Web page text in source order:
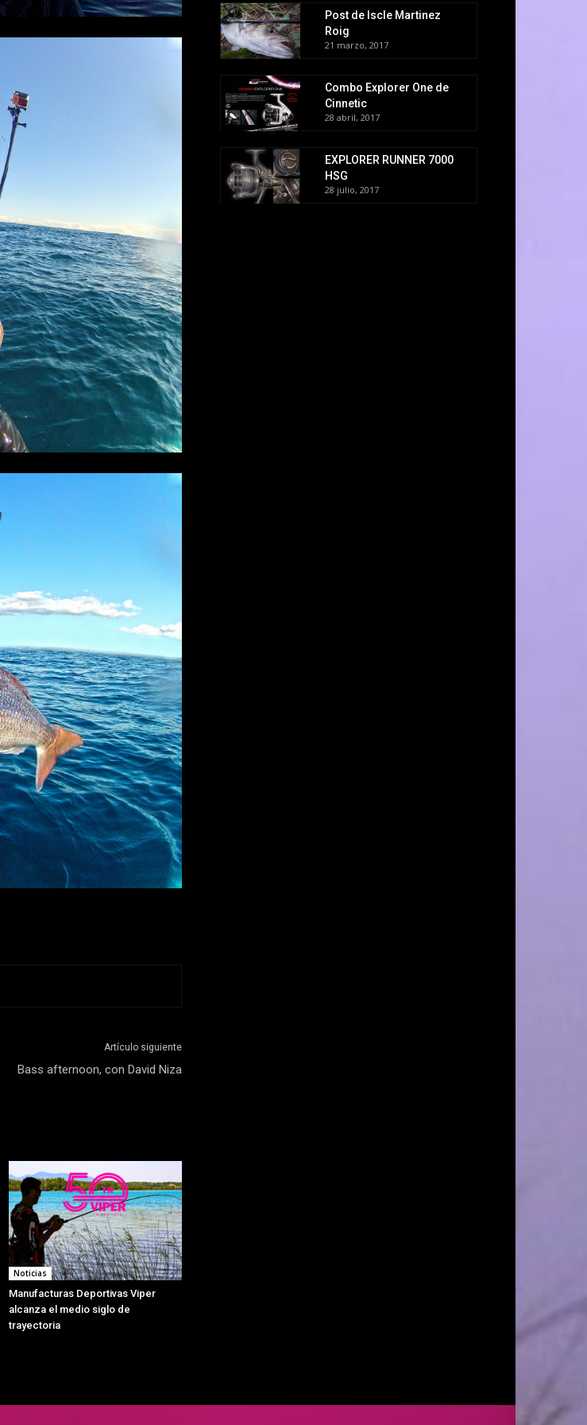
Artículo siguiente
Bass afternoon, con David Niza
Noticias
Manufacturas Deportivas Viper
alcanza el medio siglo de
trayectoria
Post de Iscle Martinez
Roig
21 marzo, 2017
Combo Explorer One de
Cinnetic
28 abril, 2017
EXPLORER RUNNER 7000
HSG
28 julio, 2017